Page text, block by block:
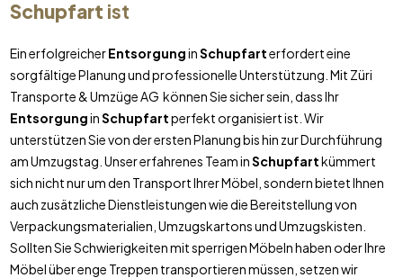
Schupfart ist
Ein erfolgreicherEntsorgunginSchupfarterfordert eine
sorgfältige Planung und professionelle Unterstützung. Mit Züri
Transporte & Umzüge AG können Sie sicher sein, dass Ihr
EntsorgunginSchupfartperfekt organisiert ist. Wir
unterstützen Sie von der ersten Planung bis hin zur Durchführung
am Umzugstag. Unser erfahrenes Team inSchupfartkümmert
sich nicht nur um den Transport Ihrer Möbel, sondern bietet Ihnen
auch zusätzliche Dienstleistungen wie die Bereitstellung von
Verpackungsmaterialien, Umzugskartons und Umzugskisten.
Sollten Sie Schwierigkeiten mit sperrigen Möbeln haben oder Ihre
Möbel über enge Treppen transportieren müssen, setzen wir